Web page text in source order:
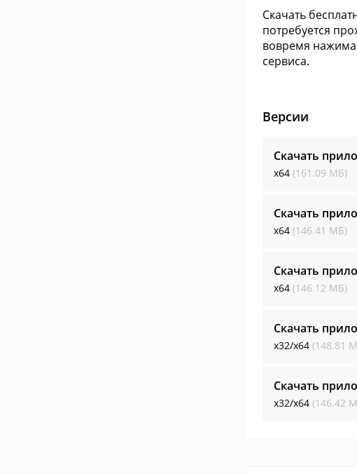
Скачать
потребуется
вовремя
сервиса.
Версии
Скачать
x64 (161.09 МБ)
Скачать
x64 (146.41 МБ)
Скачать
x64 (146.12 МБ)
Скачать
x32/x64 (148.81
Скачать
x32/x64 (146.42